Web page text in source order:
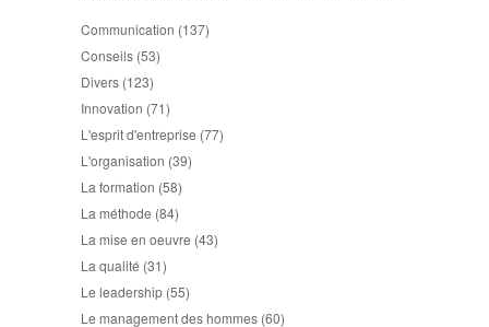
Communication (137)
Conseils (53)
Divers (123)
Innovation (71)
L'esprit d'entreprise (77)
L'organisation (39)
La formation (58)
La méthode (84)
La mise en oeuvre (43)
La qualité (31)
Le leadership (55)
Le management des hommes (60)